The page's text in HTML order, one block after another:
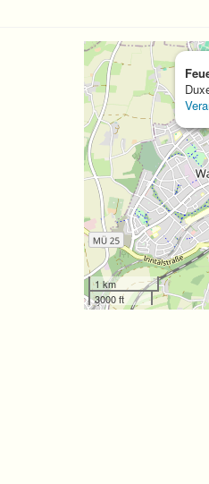
1 km
3000 ft